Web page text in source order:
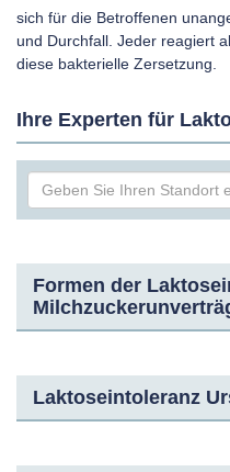
sich für die Betroffenen
und Durchfall. Jeder reagiert
diese bakterielle Zersetzung.
Ihre Experten für
Formen der
Laktoseintoleranz